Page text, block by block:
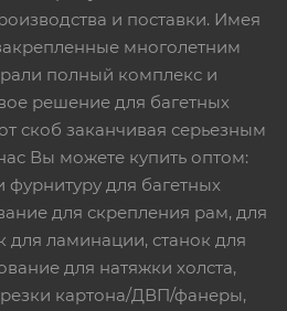
и поставки. Имея
многолетним
полный комплекс и
решение для багетных
скоб заканчивая серьезным
Вы можете купить оптом:
для багетных
для скрепления рам, для
для ламинации, станок для
для натяжки холста,
картона/ДВП/фанеры,